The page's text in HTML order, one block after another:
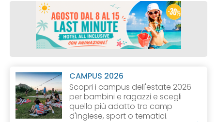
CAMPUS 2026
Scopri i campus dell'estate 2026
per bambini e ragazzi e scegli
quello più adatto tra camp
d'inglese, sport o tematici.